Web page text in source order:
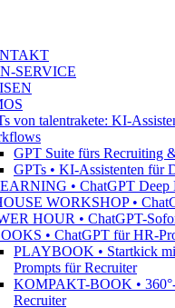
SERVICE
von talentrakete: KI-
GPT Suite fürs Recruiting
GPTs • KI-Assistenten für
• ChatGPT Deep
WORKSHOP •
HOUR • ChatGPT-
• ChatGPT für HR-
PLAYBOOK • Startkick
Prompts für Recruiter
KOMPAKT-BOOK •
Recruiter